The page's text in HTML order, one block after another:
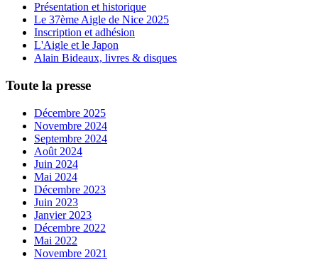
Présentation et historique
Le 37ème Aigle de Nice 2025
Inscription et adhésion
L'Aigle et le Japon
Alain Bideaux, livres & disques
Toute la presse
Décembre 2025
Novembre 2024
Septembre 2024
Août 2024
Juin 2024
Mai 2024
Décembre 2023
Juin 2023
Janvier 2023
Décembre 2022
Mai 2022
Novembre 2021